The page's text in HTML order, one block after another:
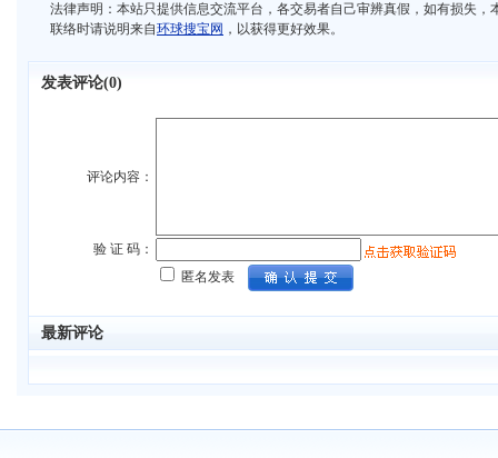
法律声明：本站只提供信息交流平台，各交易者自己审辨真假，如有损失，
联络时请说明来自环球搜宝网 ，以获得更好效果。
发表评论(0)
评论内容：
验 证 码：
匿名发表
最新评论